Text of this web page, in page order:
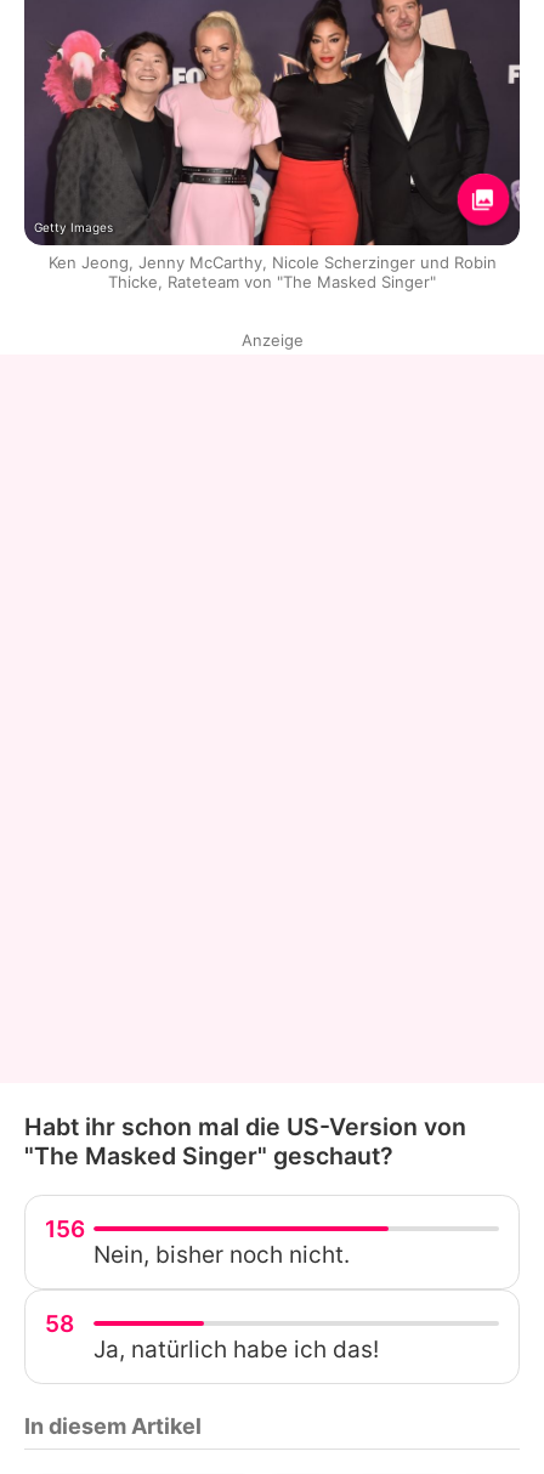
Getty Images
Ken Jeong, Jenny McCarthy, Nicole Scherzinger und Robin
Thicke, Rateteam von "The Masked Singer"
Anzeige
Habt ihr schon mal die US-Version von
"The Masked Singer" geschaut?
156
Nein, bisher noch nicht.
58
Ja, natürlich habe ich das!
In diesem Artikel